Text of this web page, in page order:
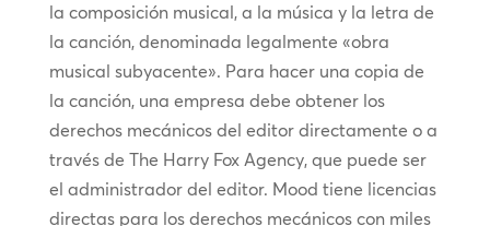
la composición musical, a la música y la letra de
la canción, denominada legalmente «obra
musical subyacente». Para hacer una copia de
la canción, una empresa debe obtener los
derechos mecánicos del editor directamente o a
través de The Harry Fox Agency, que puede ser
el administrador del editor. Mood tiene licencias
directas para los derechos mecánicos con miles